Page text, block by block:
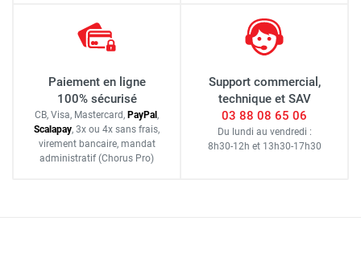
Paiement en ligne
100% sécurisé
CB, Visa, Mastercard, PayPal,
Scalapay, 3x ou 4x sans frais,
virement bancaire, mandat
administratif (Chorus Pro)
Support commercial,
technique et SAV
03 88 08 65 06
Du lundi au vendredi :
8h30-12h et 13h30-17h30